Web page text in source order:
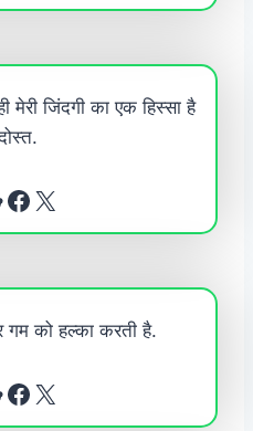
मेरी जिंदगी का एक हिस्सा है
Facebook X
गम को हल्का करती है.
Facebook X